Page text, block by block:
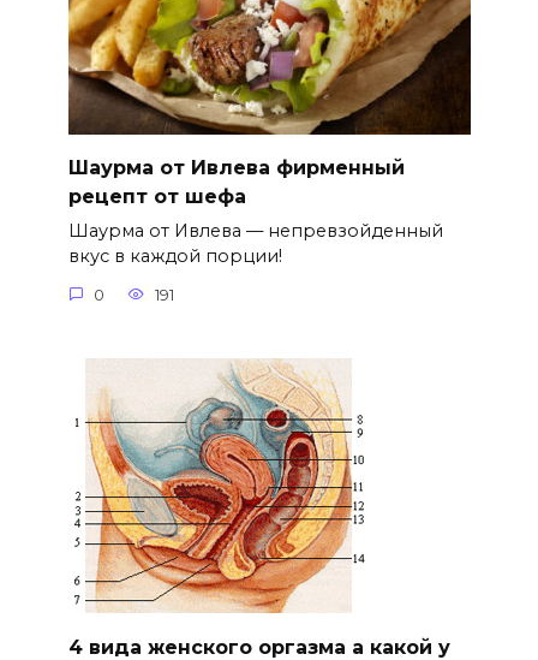
Шаурма от Ивлева фирменный
рецепт от шефа
Шаурма от Ивлева — непревзойденный
вкус в каждой порции!
0 191
4 вида женского оргазма а какой у